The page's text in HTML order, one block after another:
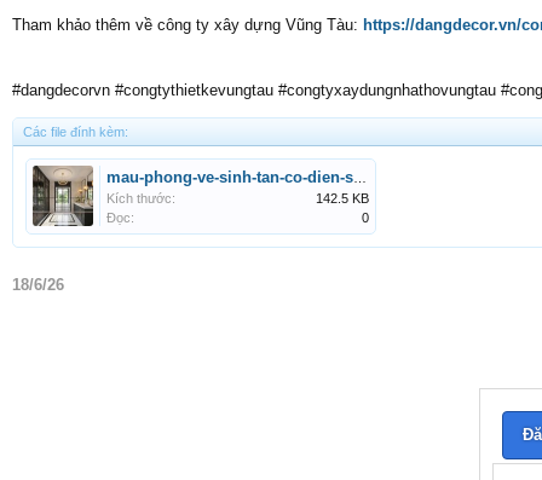
Tham khảo thêm về công ty xây dựng Vũng Tàu: https://dangdecor.vn/
#dangdecorvn #congtythietkevungtau #congtyxaydungnhathovungtau
Các file đính kèm:
Kích thước:
142.5 KB
Đọc:
0
18/6/26